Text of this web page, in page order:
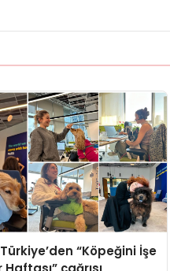
“Köpeğini İşe